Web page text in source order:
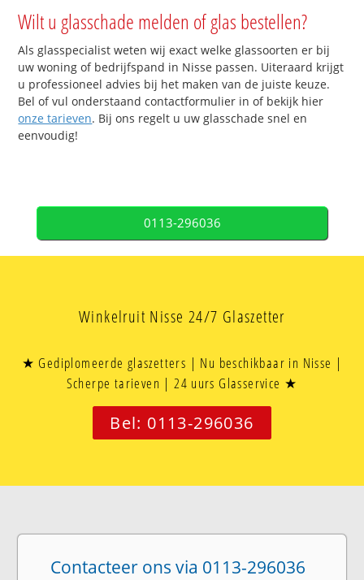
Wilt u glasschade melden of glas bestellen?
Als glasspecialist weten wij exact welke glassoorten er bij
uw woning of bedrijfspand in Nisse passen. Uiteraard krijgt
u professioneel advies bij het maken van de juiste keuze.
Bel of vul onderstaand contactformulier in of bekijk hier
onze tarieven. Bij ons regelt u uw glasschade snel en
eenvoudig!
0113-296036
Winkelruit Nisse 24/7 Glaszetter
★ Gediplomeerde glaszetters | Nu beschikbaar in Nisse |
Scherpe tarieven | 24 uurs Glasservice ★
Bel: 0113-296036
Contacteer ons via 0113-296036